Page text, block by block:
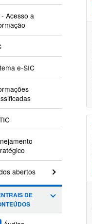
- Acesso a
e-SIC
abertos
DE